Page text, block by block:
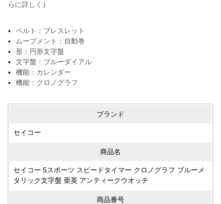
らに詳しく ）
ベルト：ブレスレット
ムーブメント：自動巻
形：円形文字盤
文字盤：ブルーダイアル
機能：カレンダー
機能：クロノグラフ
ブランド
セイコー
商品名
セイコー 5スポーツ スピードタイマー クロノグラフ ブルーメ
タリック文字盤 亜英 アンティークウオッチ
商品番号